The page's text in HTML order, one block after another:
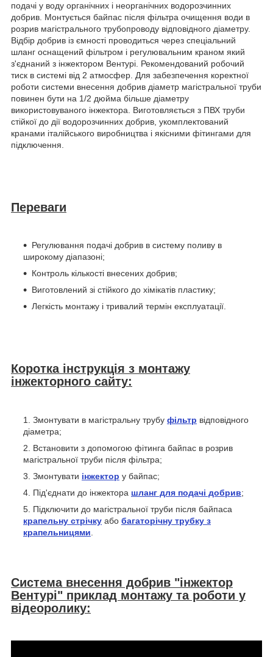
подачі у воду органічних і неорганічних водорозчинних
добрив. Монтується байпас після фільтра очищення води в
розрив магістрального трубопроводу відповідного діаметру.
Відбір добрив із ємності проводиться через спеціальний
шланг оснащений фільтром і регулювальним краном який
з'єднаний з інжектором Вентурі. Рекомендований робочий
тиск в системі від 2 атмосфер. Для забезпечення коректної
роботи системи внесення добрив діаметр магістральної труби
повинен бути на 1/2 дюйма більше діаметру
використовуваного інжектора. Виготовляється з ПВХ труби
стійкої до дії водорозчинних добрив, укомплектований
кранами італійського виробництва і якісними фітингами для
підключення.
Переваги
Регулювання подачі добрив в систему поливу в
широкому діапазоні;
Контроль кількості внесених добрив;
Виготовлений зі стійкого до хімікатів пластику;
Легкість монтажу і тривалий термін експлуатації.
Коротка інструкція з монтажу
інжекторного сайту:
Змонтувати в магістральну трубу фільтр відповідного
діаметра;
Встановити з допомогою фітинга байпас в розрив
магістральної труби після фільтра;
Змонтувати інжектор у байпас;
Під'єднати до інжектора шланг для подачі добрив;
Підключити до магістральної труби після байпаса
крапельну стрічку або багаторічну трубку з
крапельницями
Система внесення добрив "інжектор
Вентурі" приклад монтажу та роботи у
відеоролику: